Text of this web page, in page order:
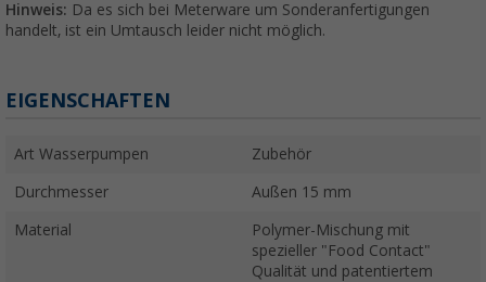
Hinweis: Da es sich bei Meterware um Sonderanfertigungen
handelt, ist ein Umtausch leider nicht möglich.
EIGENSCHAFTEN
Art Wasserpumpen Zubehör
Durchmesser Außen 15 mm
Material
Polymer-Mischung mit
spezieller "Food Contact"
Qualität und patentiertem